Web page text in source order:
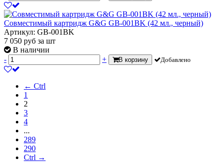
Совместимый картридж G&G GB-001BK (42 мл., черный)
Артикул: GB-001BK
7 050 руб за шт
В наличии
-
+ В корзину Добавлено
← Ctrl
1
2
3
4
...
289
290
Ctrl →